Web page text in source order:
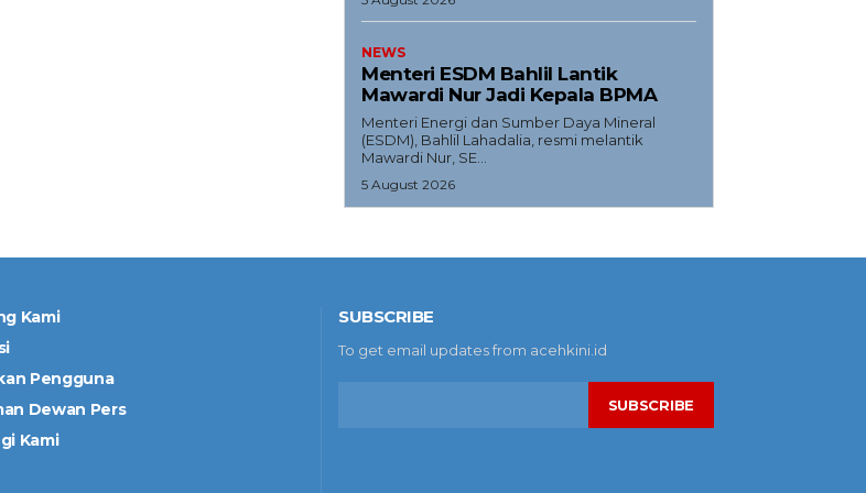
NEWS
Menteri ESDM Bahlil Lantik
Mawardi Nur Jadi Kepala BPMA
Menteri Energi dan Sumber Daya Mineral
(ESDM), Bahlil Lahadalia, resmi melantik
Mawardi Nur, SE...
5 August 2026
Kami
Pengguna
Dewan Pers
Kami
SUBSCRIBE
To get email updates from acehkini.id
SUBSCRIBE